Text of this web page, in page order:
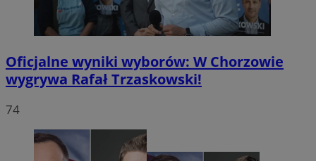
Oficjalne wyniki wyborów: W Chorzowie
wygrywa Rafał Trzaskowski!
74